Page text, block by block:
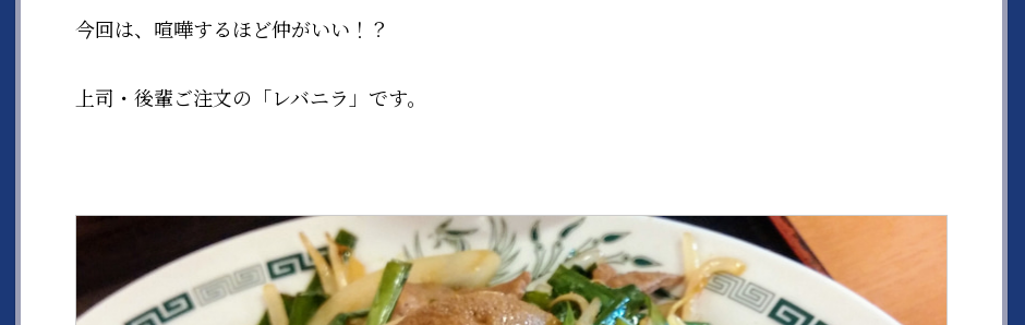
今回は、喧嘩するほど仲がいい！？
上司・後輩ご注文の「レバニラ」です。